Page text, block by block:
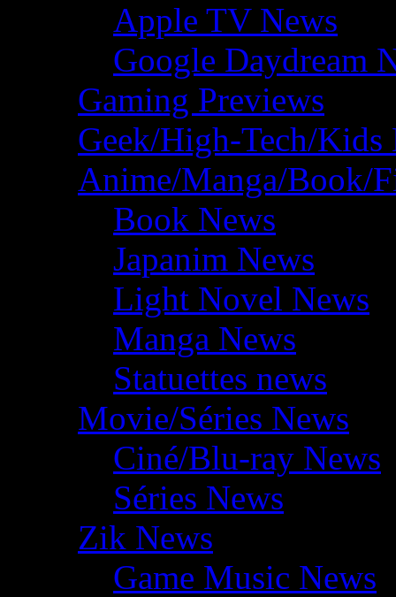
Apple TV News
Google Daydream
Gaming Previews
Geek/High-Tech/Kids
Anime/Manga/Book/
Book News
Japanim News
Light Novel News
Manga News
Statuettes news
Movie/Séries News
Ciné/Blu-ray News
Séries News
Zik News
Game Music News